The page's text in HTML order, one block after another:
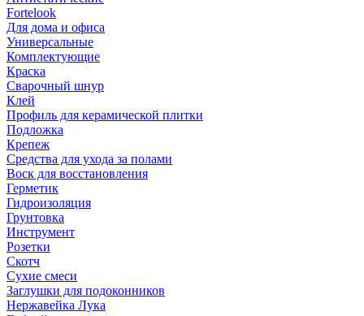
Fortelook
Для дома и офиса
Универсальные
Комплектующие
Краска
Сварочный шнур
Клей
Профиль для керамической плитки
Подложка
Крепеж
Средства для ухода за полами
Воск для восстановления
Герметик
Гидроизоляция
Грунтовка
Инструмент
Розетки
Скотч
Сухие смеси
Заглушки для подоконников
Нержавейка Лука